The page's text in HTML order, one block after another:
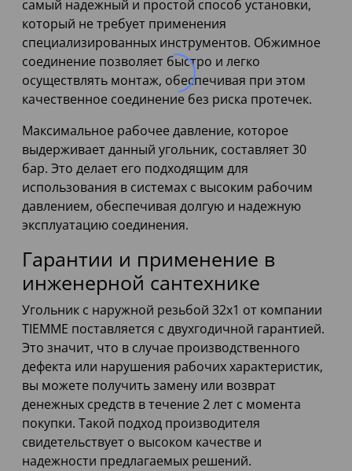
самый надежный и простой способ установки,
который не требует применения
специализированных инструментов. Обжимное
соединение позволяет быстро и легко
осуществлять монтаж, обеспечивая при этом
качественное соединение без риска протечек.
Максимальное рабочее давление, которое
выдерживает данный угольник, составляет 30
бар. Это делает его подходящим для
использования в системах с высоким рабочим
давлением, обеспечивая долгую и надежную
эксплуатацию соединения.
Гарантии и применение в
инженерной сантехнике
Угольник с наружной резьбой 32х1 от компании
TIEMME поставляется с двухгодичной гарантией.
Это значит, что в случае производственного
дефекта или нарушения рабочих характеристик,
вы можете получить замену или возврат
денежных средств в течение 2 лет с момента
покупки. Такой подход производителя
свидетельствует о высоком качестве и
надежности предлагаемых решений.